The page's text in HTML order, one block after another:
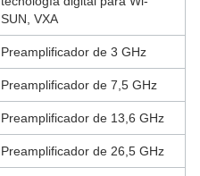
SUN, VXA
Preamplificador de 3 GHz
Preamplificador de 7,5 GHz
Preamplificador de 13,6 GHz
Preamplificador de 26,5 GHz